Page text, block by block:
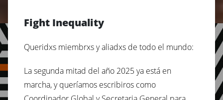
Fight Inequality
Queridxs miembrxs y aliadxs de todo el mundo:
La segunda mitad del año 2025 ya está en
marcha, y queríamos escribiros como